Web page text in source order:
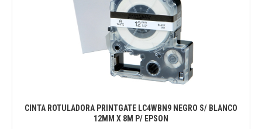
CINTA ROTULADORA PRINTGATE LC4WBN9 NEGRO S/ BLANCO
12MM X 8M P/ EPSON